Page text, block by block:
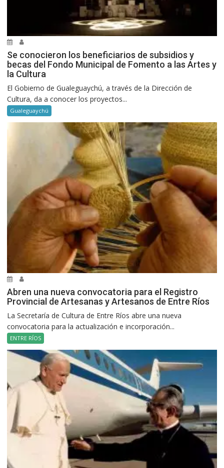
Se conocieron los beneficiarios de subsidios y
becas del Fondo Municipal de Fomento a las Artes y
la Cultura
El Gobierno de Gualeguaychú, a través de la Dirección de
Cultura, da a conocer los proyectos...
Gualeguaychú
Abren una nueva convocatoria para el Registro
Provincial de Artesanas y Artesanos de Entre Ríos
La Secretaría de Cultura de Entre Ríos abre una nueva
convocatoria para la actualización e incorporación...
ENTRE RÍOS